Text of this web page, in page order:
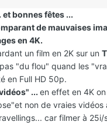
bonnes fêtes ...
de mauvaises
en 4K.
un film en 2K sur un
"du flou" quand les
en Full HD 50p.
... en effet en 4K
non de vraies vidéos
car filmer à